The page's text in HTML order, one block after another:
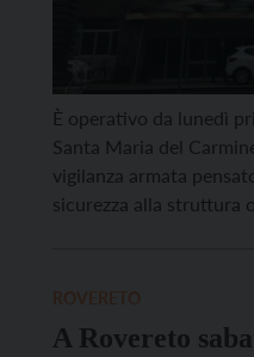
È operativo da lunedì
Santa Maria del
vigilanza armata
sicurezza alla struttura
A Rovereto